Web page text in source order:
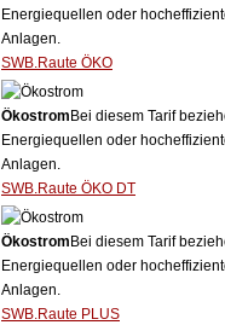
Energiequellen oder
Anlagen.
SWB.Raute ÖKO
Ökostrom Bei diesem Tarif
Energiequellen oder
Anlagen.
SWB.Raute ÖKO DT
Ökostrom Bei diesem Tarif
Energiequellen oder
Anlagen.
SWB.Raute PLUS